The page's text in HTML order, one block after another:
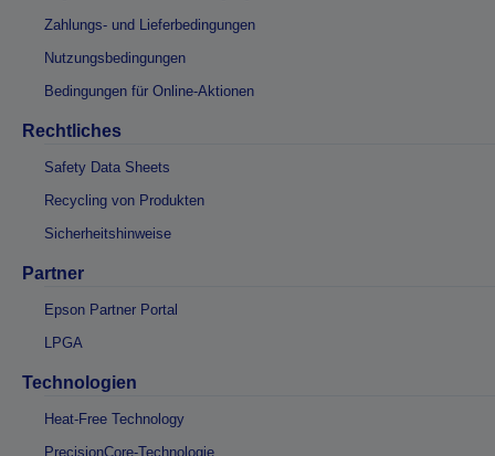
Zahlungs- und Lieferbedingungen
Nutzungsbedingungen
Bedingungen für Online-Aktionen
Rechtliches
Safety Data Sheets
Recycling von Produkten
Sicherheitshinweise
Partner
Epson Partner Portal
LPGA
Technologien
Heat-Free Technology
PrecisionCore-Technologie